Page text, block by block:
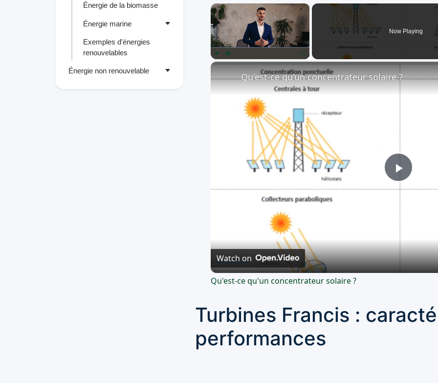
Énergie de la biomasse
Énergie marine
Exemples d'énergies
renouvelables
Énergie non renouvelable
×
Now Playing
Play
Qu'est-ce qu'un concentrateur solaire ?
Watch on
Qu'est-ce qu'un concentrateur solaire ?
Turbines Francis :
performances